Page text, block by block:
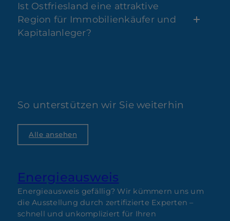
Ist Ostfriesland eine attraktive
Region für Immobilienkäufer und
Kapitalanleger?
So unterstützen wir Sie weiterhin
Alle ansehen
Energieausweis
Energieausweis gefällig? Wir kümmern uns um
die Ausstellung durch zertifizierte Experten –
schnell und unkompliziert für Ihren